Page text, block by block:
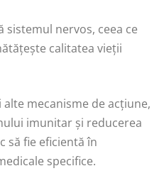
sistemul nervos, ceea ce
calitatea vieții
mecanisme de acțiune,
imunitar și reducerea
să fie eficientă în
specifice.